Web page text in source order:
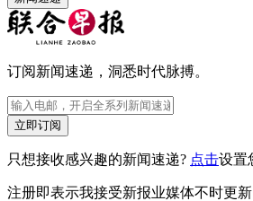
订阅新闻速递，洞悉时代脉搏。
立即订阅
只想接收感兴趣的新闻速递? 点击设置
注册即表示我接受新报业媒体不时更